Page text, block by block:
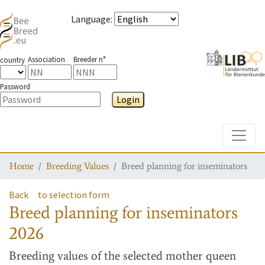
Language:
country Association Breeder n°
Password
Login
Home Breeding Values Breed planning for inseminators
Back to selection form
Breed planning for inseminators
2026
Breeding values of the selected mother queen